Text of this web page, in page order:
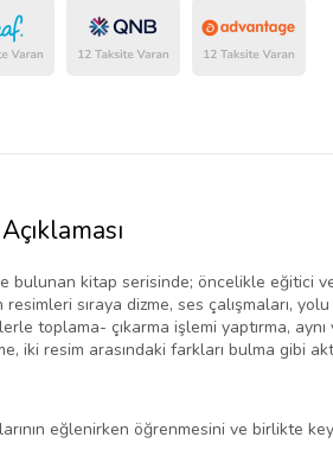
bulunan kitap serisinde; öncelikle eğitici
resimleri sıraya dizme, ses çalışmaları,
toplama- çıkarma işlemi yaptırma,
iki resim arasındaki farkları bulma gibi
eğlenirken öğrenmesini ve birlikte